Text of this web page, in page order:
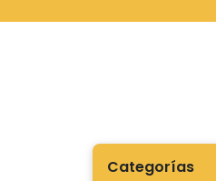
Categorías